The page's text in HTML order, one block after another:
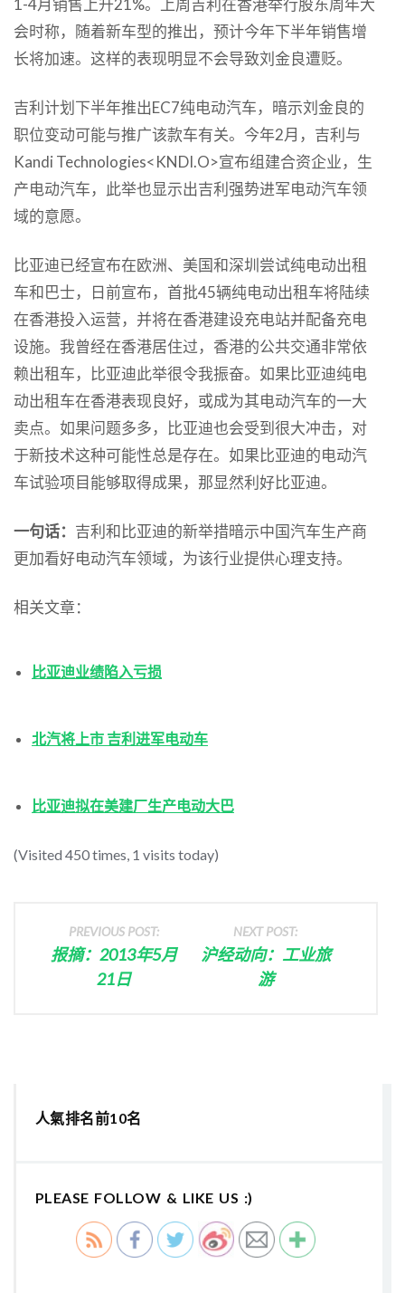
1-4月销售上升21%。上周吉利在香港举行股东周年大
会时称，随着新车型的推出，预计今年下半年销售增
长将加速。这样的表现明显不会导致刘金良遭贬。
吉利计划下半年推出EC7纯电动汽车，暗示刘金良的
职位变动可能与推广该款车有关。今年2月，吉利与
Kandi Technologies<KNDI.O>宣布组建合资企业，生
产电动汽车，此举也显示出吉利强势进军电动汽车领
域的意愿。
比亚迪已经宣布在欧洲、美国和深圳尝试纯电动出租
车和巴士，日前宣布，首批45辆纯电动出租车将陆续
在香港投入运营，并将在香港建设充电站并配备充电
设施。我曾经在香港居住过，香港的公共交通非常依
赖出租车，比亚迪此举很令我振奋。如果比亚迪纯电
动出租车在香港表现良好，或成为其电动汽车的一大
卖点。如果问题多多，比亚迪也会受到很大冲击，对
于新技术这种可能性总是存在。如果比亚迪的电动汽
车试验项目能够取得成果，那显然利好比亚迪。
一句话： 吉利和比亚迪的新举措暗示中国汽车生产商
更加看好电动汽车领域，为该行业提供心理支持。
相关文章：
比亚迪业绩陷入亏损
北汽将上市 吉利进军电动车
比亚迪拟在美建厂生产电动大巴
(Visited 450 times, 1 visits today)
PREVIOUS POST:
报摘：2013年5月
21日
NEXT POST:
沪经动向：工业旅
游
人氣排名前10名
PLEASE FOLLOW & LIKE US :)